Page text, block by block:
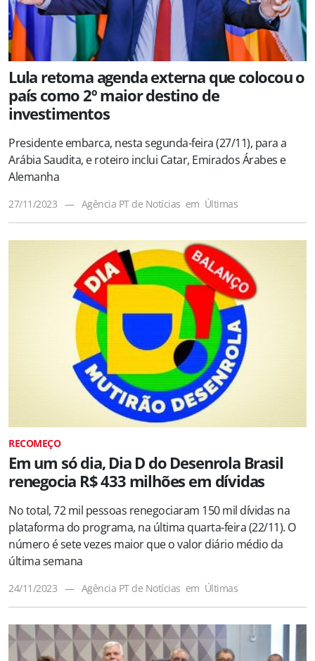
Lula retoma agenda externa que colocou o
país como 2º maior destino de
investimentos
Presidente embarca, nesta segunda-feira (27/11), para a
Arábia Saudita, e roteiro inclui Catar, Emirados Árabes e
Alemanha
27/11/2023 — Agência PT de Notícias em Últimas
RECOMEÇO
Em um só dia, Dia D do Desenrola Brasil
renegocia R$ 433 milhões em dívidas
No total, 72 mil pessoas renegociaram 150 mil dívidas na
plataforma do programa, na última quarta-feira (22/11). O
número é sete vezes maior que o valor diário médio da
última semana
24/11/2023 — Agência PT de Notícias em Últimas